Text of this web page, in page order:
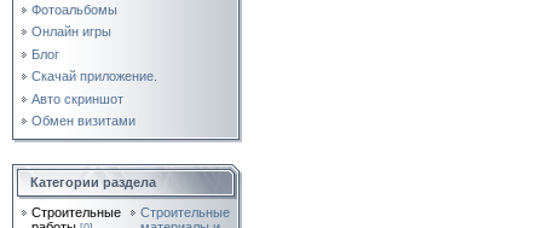
Фотоальбомы
Онлайн игры
Блог
Скачай приложение.
Авто скриншот
Обмен визитами
Категории раздела
Строительные
Строительные